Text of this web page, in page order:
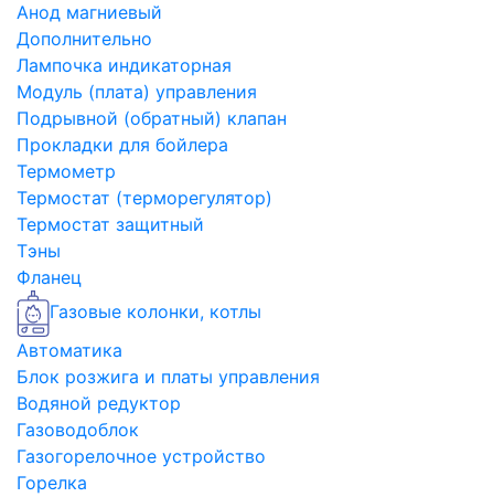
Анод магниевый
Дополнительно
Лампочка индикаторная
Модуль (плата) управления
Подрывной (обратный) клапан
Прокладки для бойлера
Термометр
Термостат (терморегулятор)
Термостат защитный
Тэны
Фланец
Газовые колонки, котлы
Автоматика
Блок розжига и платы управления
Водяной редуктор
Газоводоблок
Газогорелочное устройство
Горелка